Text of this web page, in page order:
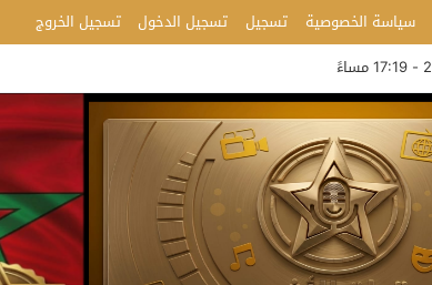
سياسة الخصوصية تسجيل تسجيل الدخول تسجيل الخروج